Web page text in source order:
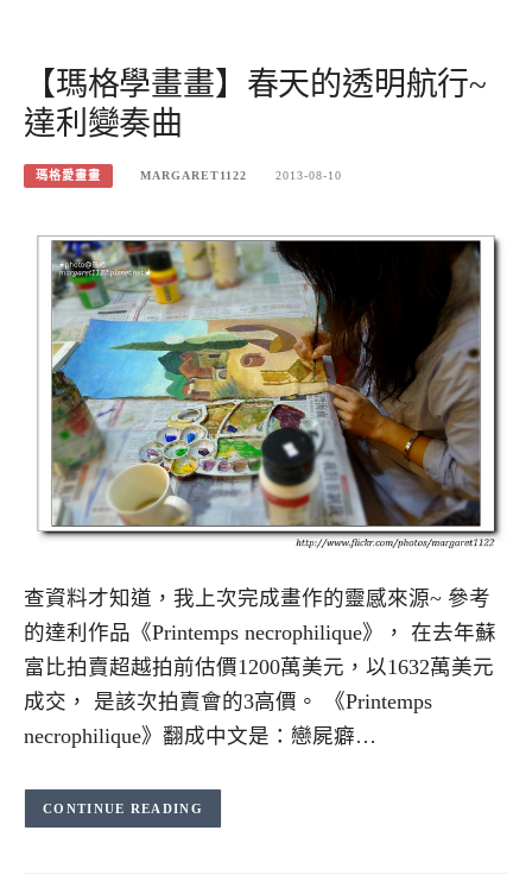
【瑪格學畫畫】春天的透明航行~
達利變奏曲
瑪格愛畫畫 MARGARET1122 2013-08-10
查資料才知道，我上次完成畫作的靈感來源~ 參考
的達利作品《Printemps necrophilique》， 在去年蘇
富比拍賣超越拍前估價1200萬美元，以1632萬美元
成交， 是該次拍賣會的3高價。 《Printemps
necrophilique》翻成中文是：戀屍癖…
CONTINUE READING